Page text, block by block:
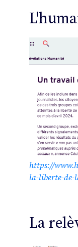
https://
la-liberte-de-
La